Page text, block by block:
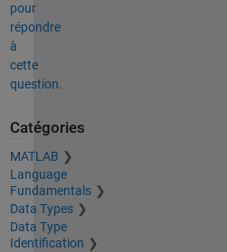
pour
répondre
à
cette
question.
Catégories
MATLAB
Language
Fundamentals
Data Types
Data Type
Identification